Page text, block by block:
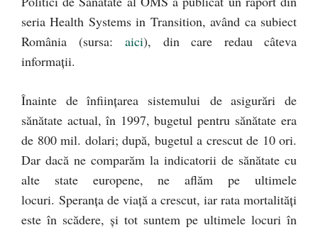
seria Health Systems in Transition, având ca subiect
România (sursa: aici), din care redau câteva
informații.
Înainte de înființarea sistemului de asigurări de
sănătate actual, în 1997, bugetul pentru sănătate era
de 800 mil. dolari; după, bugetul a crescut de 10 ori.
Dar dacă ne comparăm la indicatorii de sănătate cu
alte state europene, ne aflăm pe ultimele
locuri. Speranța de viață a crescut, iar rata mortalități
este în scădere, și tot suntem pe ultimele locuri în